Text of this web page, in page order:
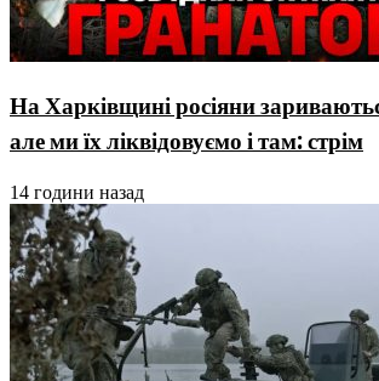
На Харківщині росіяни
але ми їх ліквідовуємо і там: стрім
14 години назад